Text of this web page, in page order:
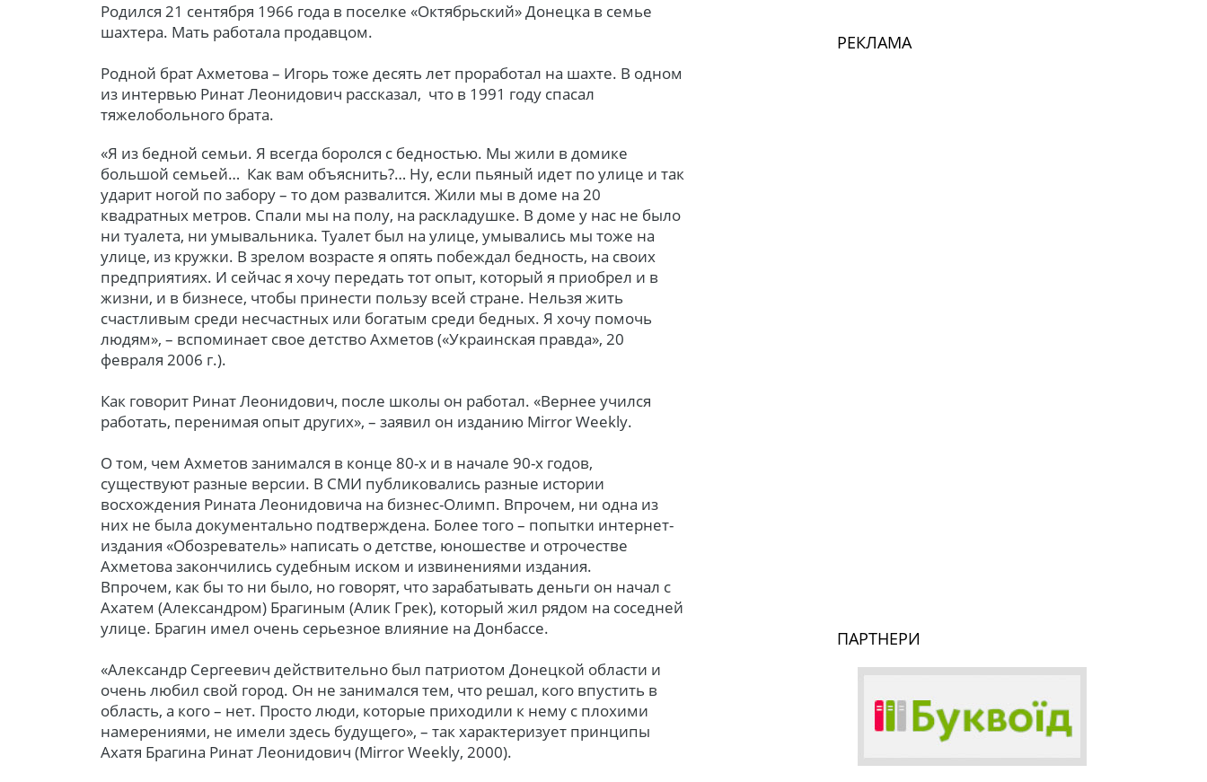
Родился 21 сентября 1966 года в поселке «Октябрьский» Донецка в семье
шахтера. Мать работала продавцом.
Родной брат Ахметова – Игорь тоже десять лет проработал на шахте. В одном
из интервью Ринат Леонидович рассказал, что в 1991 году спасал
тяжелобольного брата.
«Я из бедной семьи. Я всегда боролся с бедностью. Мы жили в домике
большой семьей… Как вам объяснить?… Ну, если пьяный идет по улице и так
ударит ногой по забору – то дом развалится. Жили мы в доме на 20
квадратных метров. Спали мы на полу, на раскладушке. В доме у нас не было
ни туалета, ни умывальника. Туалет был на улице, умывались мы тоже на
улице, из кружки. В зрелом возрасте я опять побеждал бедность, на своих
предприятиях. И сейчас я хочу передать тот опыт, который я приобрел и в
жизни, и в бизнесе, чтобы принести пользу всей стране. Нельзя жить
счастливым среди несчастных или богатым среди бедных. Я хочу помочь
людям», – вспоминает свое детство Ахметов («Украинская правда», 20
февраля 2006 г.).
Как говорит Ринат Леонидович, после школы он работал. «Вернее учился
работать, перенимая опыт других», – заявил он изданию Mirror Weekly.
О том, чем Ахметов занимался в конце 80-х и в начале 90-х годов,
существуют разные версии. В СМИ публиковались разные истории
восхождения Рината Леонидовича на бизнес-Олимп. Впрочем, ни одна из
них не была документально подтверждена. Более того – попытки интернет-
издания «Обозреватель» написать о детстве, юношестве и отрочестве
Ахметова закончились судебным иском и извинениями издания.
Впрочем, как бы то ни было, но говорят, что зарабатывать деньги он начал с
Ахатем (Александром) Брагиным (Алик Грек), который жил рядом на соседней
улице. Брагин имел очень серьезное влияние на Донбассе.
«Александр Сергеевич действительно был патриотом Донецкой области и
очень любил свой город. Он не занимался тем, что решал, кого впустить в
область, а кого – нет. Просто люди, которые приходили к нему с плохими
намерениями, не имели здесь будущего», – так характеризует принципы
Ахатя Брагина Ринат Леонидович (Mirror Weekly, 2000).
РЕКЛАМА
ПАРТНЕРИ